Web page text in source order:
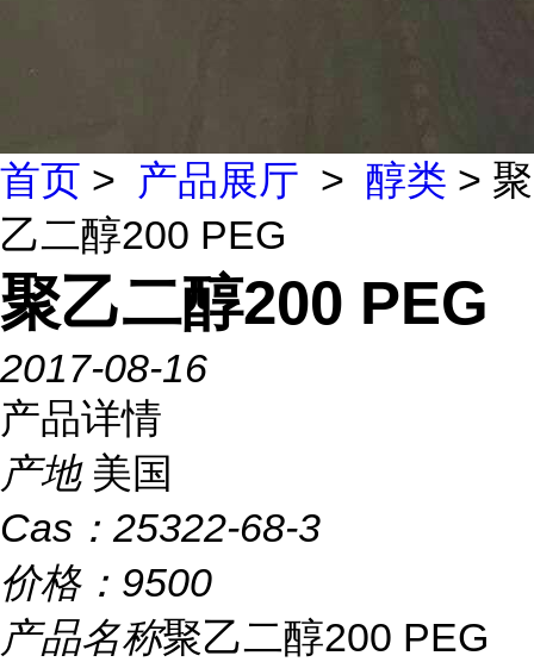
首页 > 产品展厅 > 醇类 > 聚
乙二醇200 PEG
聚乙二醇200 PEG
2017-08-16
产品详情
产地 美国
Cas： 25322-68-3
价格： 9500
产品名称聚乙二醇200 PEG